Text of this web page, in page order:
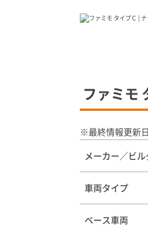
ファミモ
※最終情報更新
メーカー／ビル
車両タイプ
ベース車両